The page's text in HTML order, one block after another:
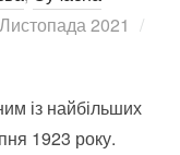
2021
із найбільших
1923 року.